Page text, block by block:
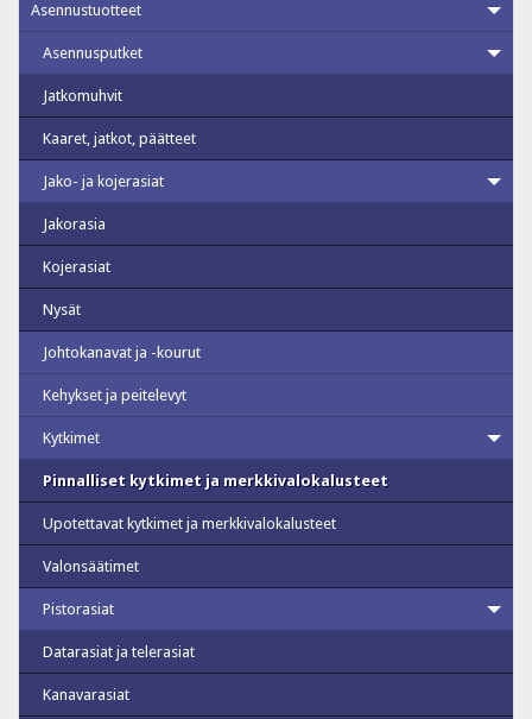
Asennustuotteet
Asennusputket
Jatkomuhvit
Kaaret, jatkot, päätteet
Jako- ja kojerasiat
Jakorasia
Kojerasiat
Nysät
Johtokanavat ja -kourut
Kehykset ja peitelevyt
Kytkimet
Pinnalliset kytkimet ja merkkivalokalusteet
Upotettavat kytkimet ja merkkivalokalusteet
Valonsäätimet
Pistorasiat
Datarasiat ja telerasiat
Kanavarasiat